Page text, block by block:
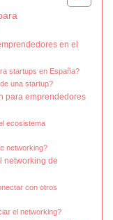
en el
startups en España?
una startup?
para emprendedores
ecosistema
networking?
networking de
con otros
el networking?